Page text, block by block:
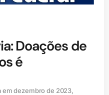
Doações de
é
em dezembro de 2023,